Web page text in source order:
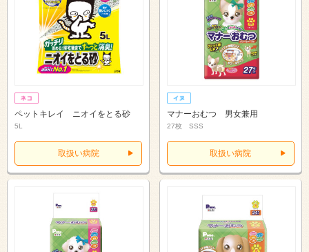
ペットキレイ ニオイをとる砂
5L
取扱い病院
マナーおむつ 男女兼用
27枚 SSS
取扱い病院